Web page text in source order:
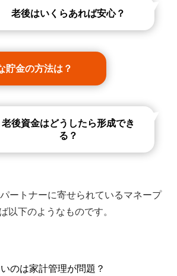
老後はいくらあれば安心？
貯金の方法は？
老後資金はどうしたら形成でき
る？
ートナーに寄せられているマネープ
以下のようなものです。
のは家計管理が問題？